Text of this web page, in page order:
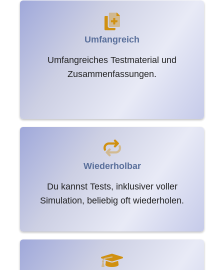
Umfangreich
Umfangreiches Testmaterial und
Zusammenfassungen.
Wiederholbar
Du kannst Tests, inklusiver voller
Simulation, beliebig oft wiederholen.